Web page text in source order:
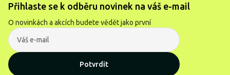
Přihlaste se k odběru novinek na váš e-mail
O novinkách a akcích budete vědět jako první
Potvrdit